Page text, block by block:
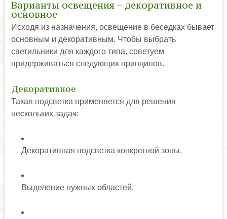
Варианты освещения – декоративное и
основное
Исходя из назначения, освещение в беседках бывает
основным и декоративным. Чтобы выбрать
светильники для каждого типа, советуем
придерживаться следующих принципов.
Декоративное
Такая подсветка применяется для решения
нескольких задач:
Декоративная подсветка конкретной зоны.
Выделение нужных областей.